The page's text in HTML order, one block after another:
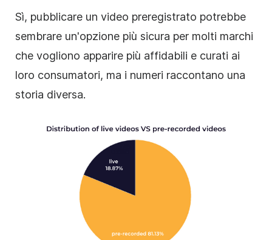
Sì, pubblicare un video preregistrato potrebbe
sembrare un'opzione più sicura per molti marchi
che vogliono apparire più affidabili e curati ai
loro consumatori, ma i numeri raccontano una
storia diversa.